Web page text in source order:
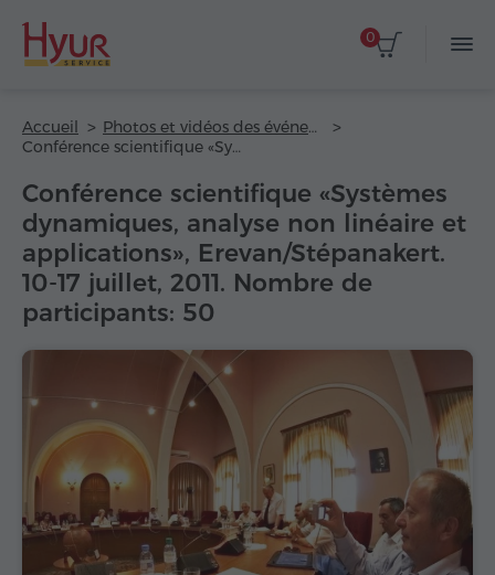
0
Accueil
Photos et vidéos des événements d'affaires
Conférence scientifique «Systèmes dynamiques, analyse non linéaire et applications», Erevan/Stépanakert. 10-17 juillet, 2011. Nombre de participants: 50
Conférence scientifique «Systèmes
dynamiques, analyse non linéaire et
applications», Erevan/Stépanakert.
10-17 juillet, 2011. Nombre de
participants: 50